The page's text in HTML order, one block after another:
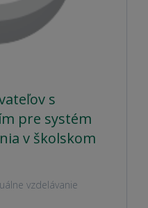
s
pre systém
v školskom
vzdelávanie